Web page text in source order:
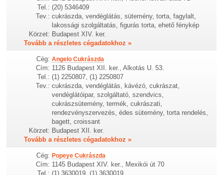
Tel.: (20) 5346409
Tev.: cukrászda, vendéglátás, sütemény, torta, fagylalt,
lakossági szolgáltatás, figurás torta, ehető fénykép
Körzet: Budapest XIV. ker.
Tovább a részletes cégadatokhoz »
Cég: Angelo Cukrászda
Cím: 1126 Budapest XII. ker., Alkotás U. 53.
Tel.: (1) 2250807, (1) 2250807
Tev.: cukrászda, vendéglátás, kávézó, cukrászat,
vendéglátóipar, szolgáltató, szendvics,
cukrászsütemény, termék, cukrászati,
rendezvényszervezés, édes sütemény, torta rendelés,
bagett, croissant
Körzet: Budapest XII. ker.
Tovább a részletes cégadatokhoz »
Cég: Popeye Cukrászda
Cím: 1145 Budapest XIV. ker., Mexikói út 70
Tel.: (1) 3630019, (1) 3630019